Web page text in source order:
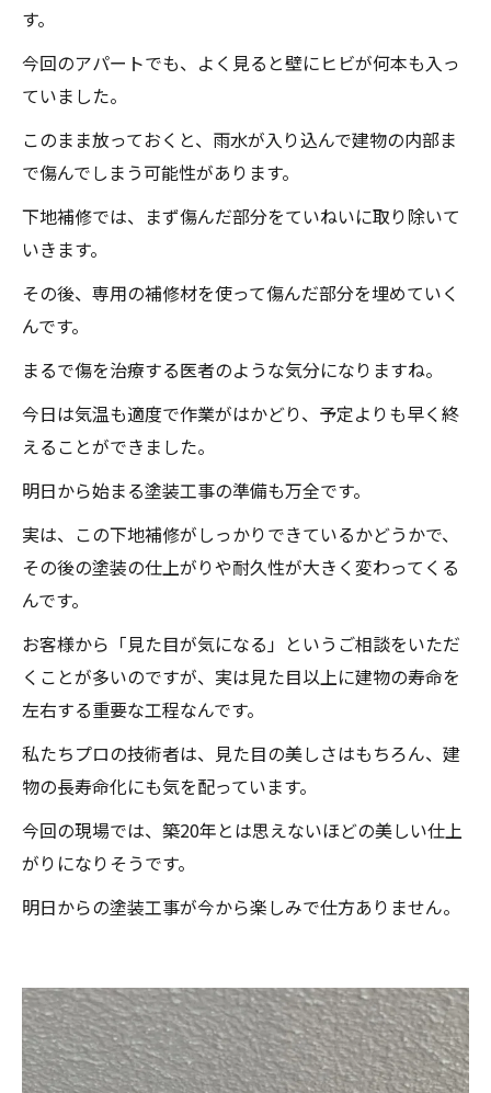
す。
今回のアパートでも、よく見ると壁にヒビが何本も入っ
ていました。
このまま放っておくと、雨水が入り込んで建物の内部ま
で傷んでしまう可能性があります。
下地補修では、まず傷んだ部分をていねいに取り除いて
いきます。
その後、専用の補修材を使って傷んだ部分を埋めていく
んです。
まるで傷を治療する医者のような気分になりますね。
今日は気温も適度で作業がはかどり、予定よりも早く終
えることができました。
明日から始まる塗装工事の準備も万全です。
実は、この下地補修がしっかりできているかどうかで、
その後の塗装の仕上がりや耐久性が大きく変わってくる
んです。
お客様から「見た目が気になる」というご相談をいただ
くことが多いのですが、実は見た目以上に建物の寿命を
左右する重要な工程なんです。
私たちプロの技術者は、見た目の美しさはもちろん、建
物の長寿命化にも気を配っています。
今回の現場では、築20年とは思えないほどの美しい仕上
がりになりそうです。
明日からの塗装工事が今から楽しみで仕方ありません。